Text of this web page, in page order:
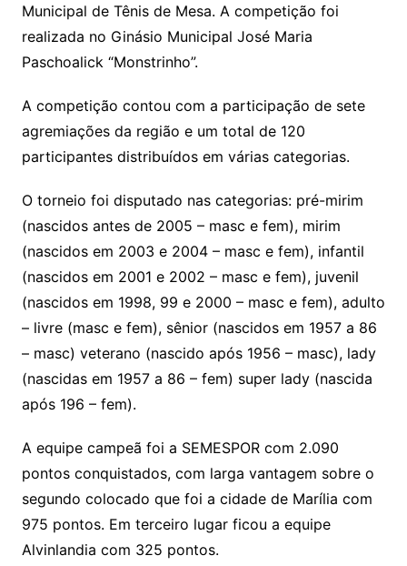
Municipal de Tênis de Mesa. A competição foi
realizada no Ginásio Municipal José Maria
Paschoalick “Monstrinho”.
A competição contou com a participação de sete
agremiações da região e um total de 120
participantes distribuídos em várias categorias.
O torneio foi disputado nas categorias: pré-mirim
(nascidos antes de 2005 – masc e fem), mirim
(nascidos em 2003 e 2004 – masc e fem), infantil
(nascidos em 2001 e 2002 – masc e fem), juvenil
(nascidos em 1998, 99 e 2000 – masc e fem), adulto
– livre (masc e fem), sênior (nascidos em 1957 a 86
– masc) veterano (nascido após 1956 – masc), lady
(nascidas em 1957 a 86 – fem) super lady (nascida
após 196 – fem).
A equipe campeã foi a SEMESPOR com 2.090
pontos conquistados, com larga vantagem sobre o
segundo colocado que foi a cidade de Marília com
975 pontos. Em terceiro lugar ficou a equipe
Alvinlandia com 325 pontos.